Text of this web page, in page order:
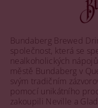
Bundaberg Brewed
společnost, která se
nealkoholických
městě Bundaberg v
svým tradičním
pomocí unikátního
zakoupili Neville a